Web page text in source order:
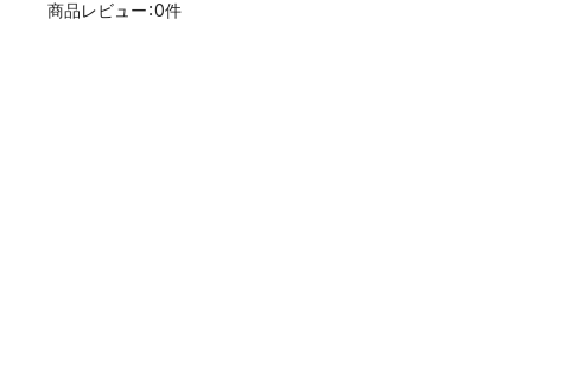
商品レビュー：0件